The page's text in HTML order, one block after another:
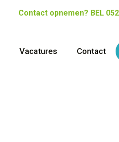
Contact opnemen? BEL
Vacatures Contact